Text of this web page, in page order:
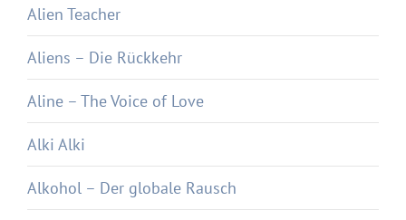
Alien Teacher
Aliens – Die Rückkehr
Aline – The Voice of Love
Alki Alki
Alkohol – Der globale Rausch